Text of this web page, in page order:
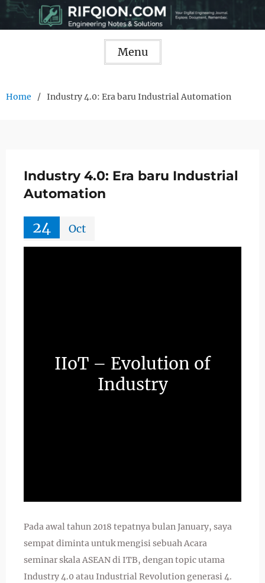
Skip
Menu
Home Industry 4.0: Era baru Industrial Automation
Industry 4.0: Era baru Industrial
Automation
24 Oct
IIoT – Evolution of
Industry
Pada awal tahun 2018 tepatnya bulan January, saya
sempat diminta untuk mengisi sebuah Acara
seminar skala ASEAN di ITB, dengan topic utama
Industry 4.0 atau Industrial Revolution generasi 4.